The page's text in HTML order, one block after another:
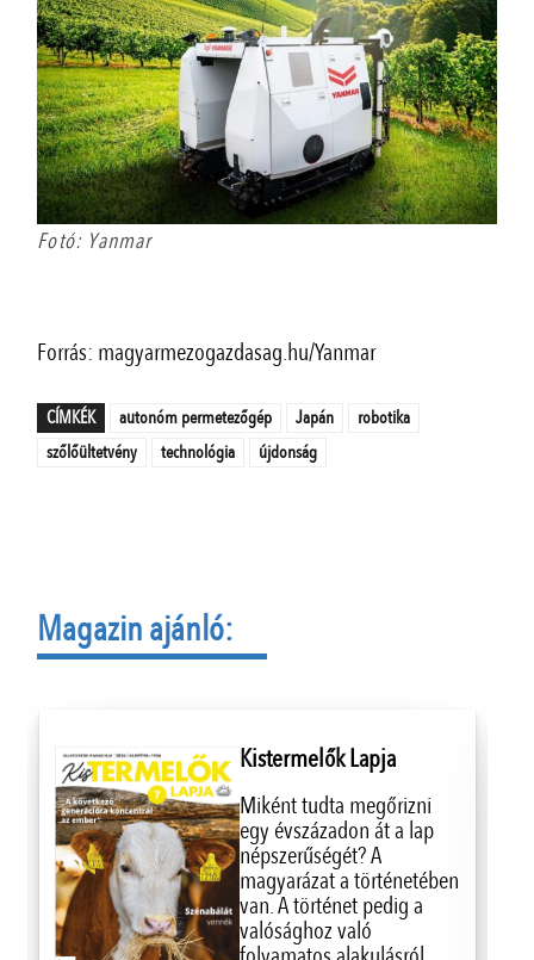
Fotó: Yanmar
Forrás: magyarmezogazdasag.hu/Yanmar
CÍMKÉK autonóm permetezőgép Japán
robotika
szőlőültetvény
technológia újdonság
Magazin ajánló:
Kistermelők Lapja
Miként tudta megőrizni
egy évszázadon át a lap
népszerűségét? A
magyarázat a történetében
van. A történet pedig a
valósághoz való